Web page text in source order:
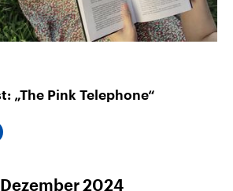
„The Pink Telephone“
Dezember 2024